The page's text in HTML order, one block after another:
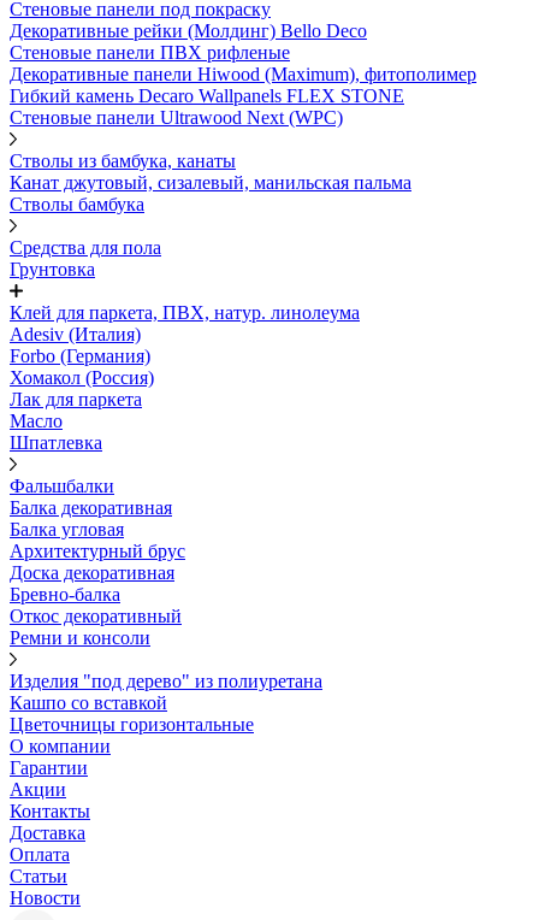
Стеновые панели под покраску
Декоративные рейки (Молдинг) Bello Deco
Стеновые панели ПВХ рифленыe
Декоративные панели Hiwood (Maximum), фитополимер
Гибкий камень Decaro Wallpanels FLEX STONE
Стеновые панели Ultrawood Next (WPC)
Стволы из бамбука, канаты
Канат джутовый, сизалевый, манильская пальма
Стволы бамбука
Средства для пола
Грунтовка
Клей для паркета, ПВХ, натур. линолеума
Adesiv (Италия)
Forbo (Германия)
Хомакол (Россия)
Лак для паркета
Масло
Шпатлевка
Фальшбалки
Балка декоративная
Балка угловая
Архитектурный брус
Доска декоративная
Бревно-балка
Откос декоративный
Ремни и консоли
Изделия "под дерево" из полиуретана
Кашпо со вставкой
Цветочницы горизонтальные
О компании
Гарантии
Акции
Контакты
Доставка
Оплата
Статьи
Новости